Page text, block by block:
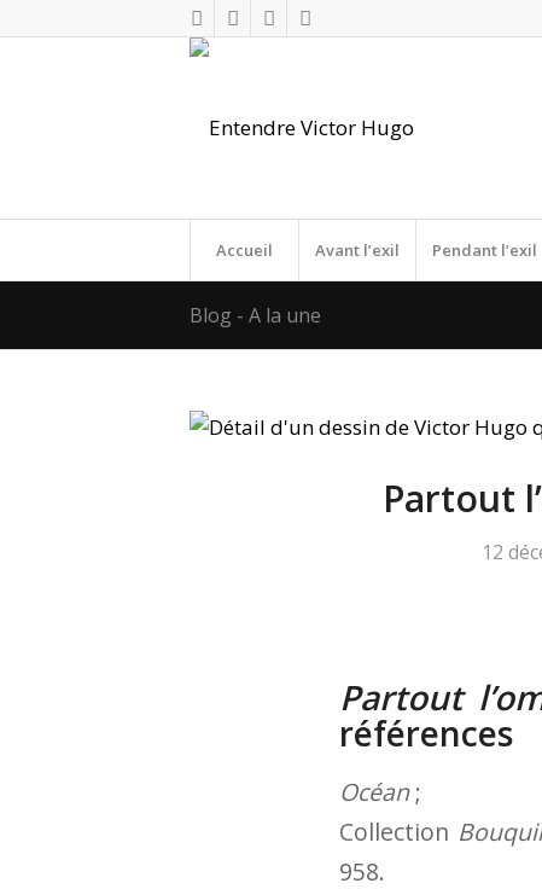
Accueil Avant l’exil Pendant l’exil
Blog - A la une
Partout
12
Partout
références
Océan;
Collection
958.